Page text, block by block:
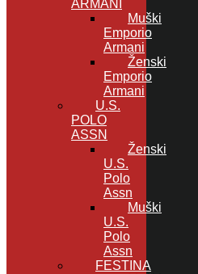
ARMANI
Muški
Emporio
Armani
Ženski
Emporio
Armani
U.S.
POLO
ASSN
Ženski
U.S.
Polo
Assn
Muški
U.S.
Polo
Assn
FESTINA